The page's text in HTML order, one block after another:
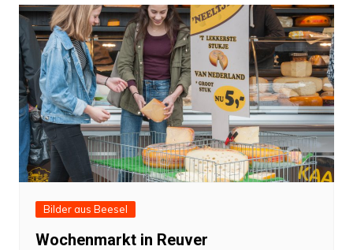
Bilder aus Beesel
Wochenmarkt in Reuver